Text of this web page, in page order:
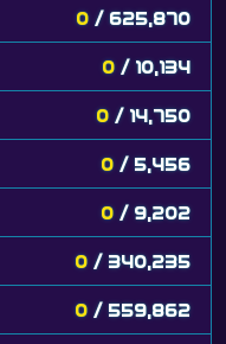
0 / 625,870
0 / 10,134
0 / 14,750
0 / 5,456
0 / 9,202
0 / 340,235
0 / 559,862